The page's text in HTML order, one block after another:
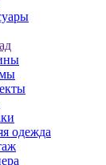
одежда